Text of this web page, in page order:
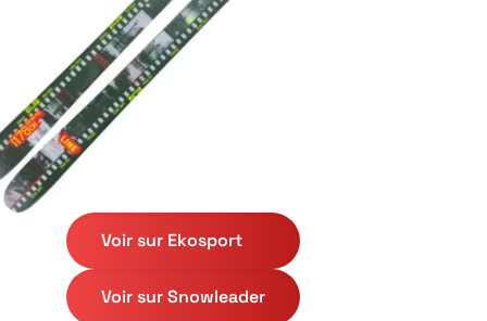
Voir sur Ekosport
Voir sur Snowleader